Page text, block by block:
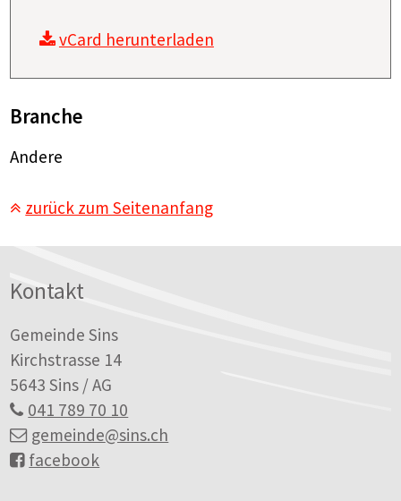
vCard herunterladen
Branche
Andere
zurück zum Seitenanfang
Kontakt
Gemeinde Sins
Kirchstrasse 14
5643 Sins / AG
041 789 70 10
gemeinde@sins.ch
facebook